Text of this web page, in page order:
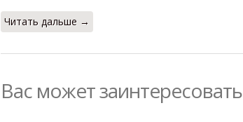
Читать дальше →
Вас может заинтересовать